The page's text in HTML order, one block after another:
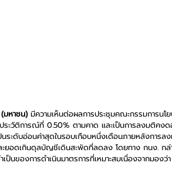
มหาชน) มีความเห็นต่อผลการประชุมคณะกรรมการนโ
ระวัติการณ์ที่ 0.50% ตามคาด และเป็นการลงมติค
ระดับอ่อนค่าสุดในรอบเกือบหนึ่งเดือนภายหลังการ
ะยอดเกินดุลบัญชีเดินสะพัดที่ลดลง โดยทาง กนง. กล่
ป็นของการดำเนินมาตรการที่เหมาะสมเนื่องจากมองว่